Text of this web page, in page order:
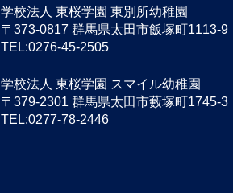
学校法人 東桜学園 東別所幼稚園
〒373-0817 群馬県太田市飯塚町1113-9
TEL:0276-45-2505
学校法人 東桜学園 スマイル幼稚園
〒379-2301 群馬県太田市藪塚町1745-3
TEL:0277-78-2446